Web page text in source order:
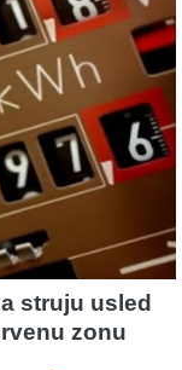
struju usled
zonu